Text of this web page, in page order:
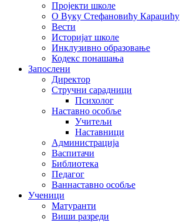
Пројекти школе
О Вуку Стефановићу Караџићу
Вести
Историјат школе
Инклузивно образовање
Кодекс понашања
Запослени
Директор
Стручни сарадници
Психолог
Наставно особље
Учитељи
Наставници
Администрација
Васпитачи
Библиотека
Педагог
Ваннаставно особље
Ученици
Матуранти
Виши разреди